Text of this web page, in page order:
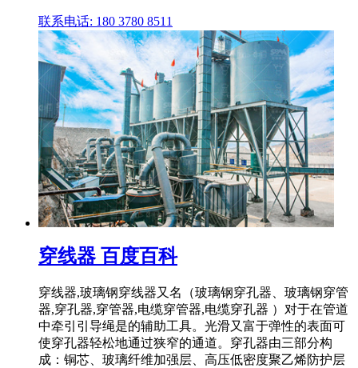
联系电话: 180 3780 8511
穿线器 百度百科
穿线器,玻璃钢穿线器又名（玻璃钢穿孔器、玻璃钢穿管
器,穿孔器,穿管器,电缆穿管器,电缆穿孔器 ）对于在管道
中牵引引导绳是的辅助工具。光滑又富于弹性的表面可
使穿孔器轻松地通过狭窄的通道。穿孔器由三部分构
成：铜芯、玻璃纤维加强层、高压低密度聚乙烯防护层